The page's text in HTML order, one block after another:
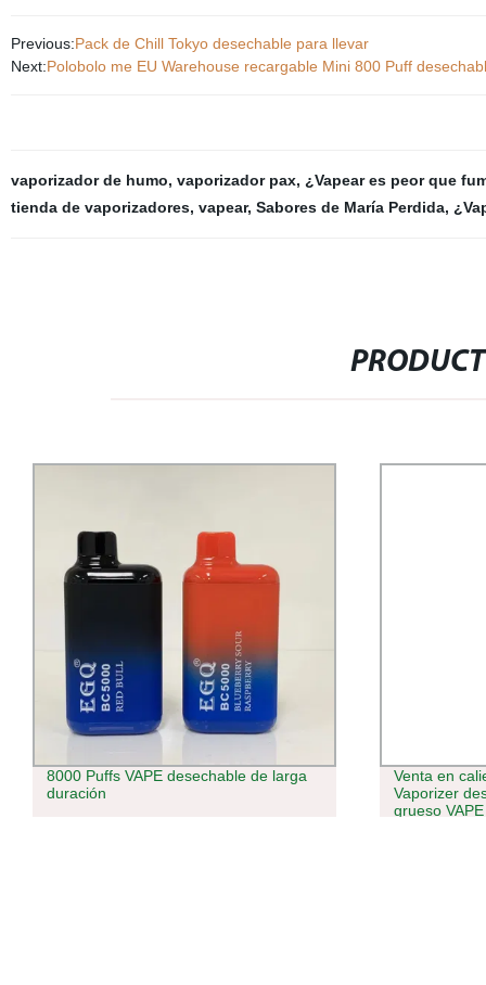
Previous:Pack de Chill Tokyo desechable para llevar
Next:Polobolo me EU Warehouse recargable Mini 800 Puff
vaporizador de humo, vaporizador pax, ¿Vapear es peor que
tienda de vaporizadores, vapear, Sabores de María Perdida,
Venta en caliente en U. S. 0,5ml Tank
Vaporizer desechable para aceite
En el Reino
venta al por
3500